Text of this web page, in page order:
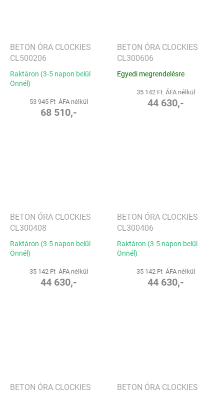
BETON ÓRA CLOCKIES
CL500206
Raktáron (3-5 napon belül
Önnél)
53 945 Ft ÁFA nélkül
68 510,-
BETON ÓRA CLOCKIES
CL300606
Egyedi megrendelésre
35 142 Ft ÁFA nélkül
44 630,-
BETON ÓRA CLOCKIES
CL300408
Raktáron (3-5 napon belül
Önnél)
35 142 Ft ÁFA nélkül
44 630,-
BETON ÓRA CLOCKIES
CL300406
Raktáron (3-5 napon belül
Önnél)
35 142 Ft ÁFA nélkül
44 630,-
BETON ÓRA CLOCKIES
BETON ÓRA CLOCKIES